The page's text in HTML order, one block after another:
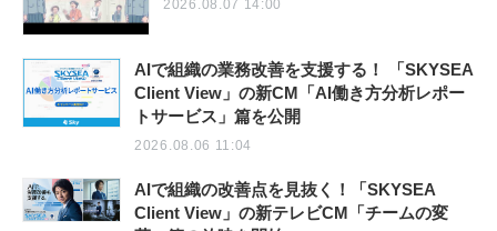
2026.08.07 14:00
AIで組織の業務改善を支援する！ 「SKYSEA
Client View」の新CM「AI働き方分析レポー
トサービス」篇を公開
2026.08.06 11:04
AIで組織の改善点を見抜く！「SKYSEA
Client View」の新テレビCM「チームの変